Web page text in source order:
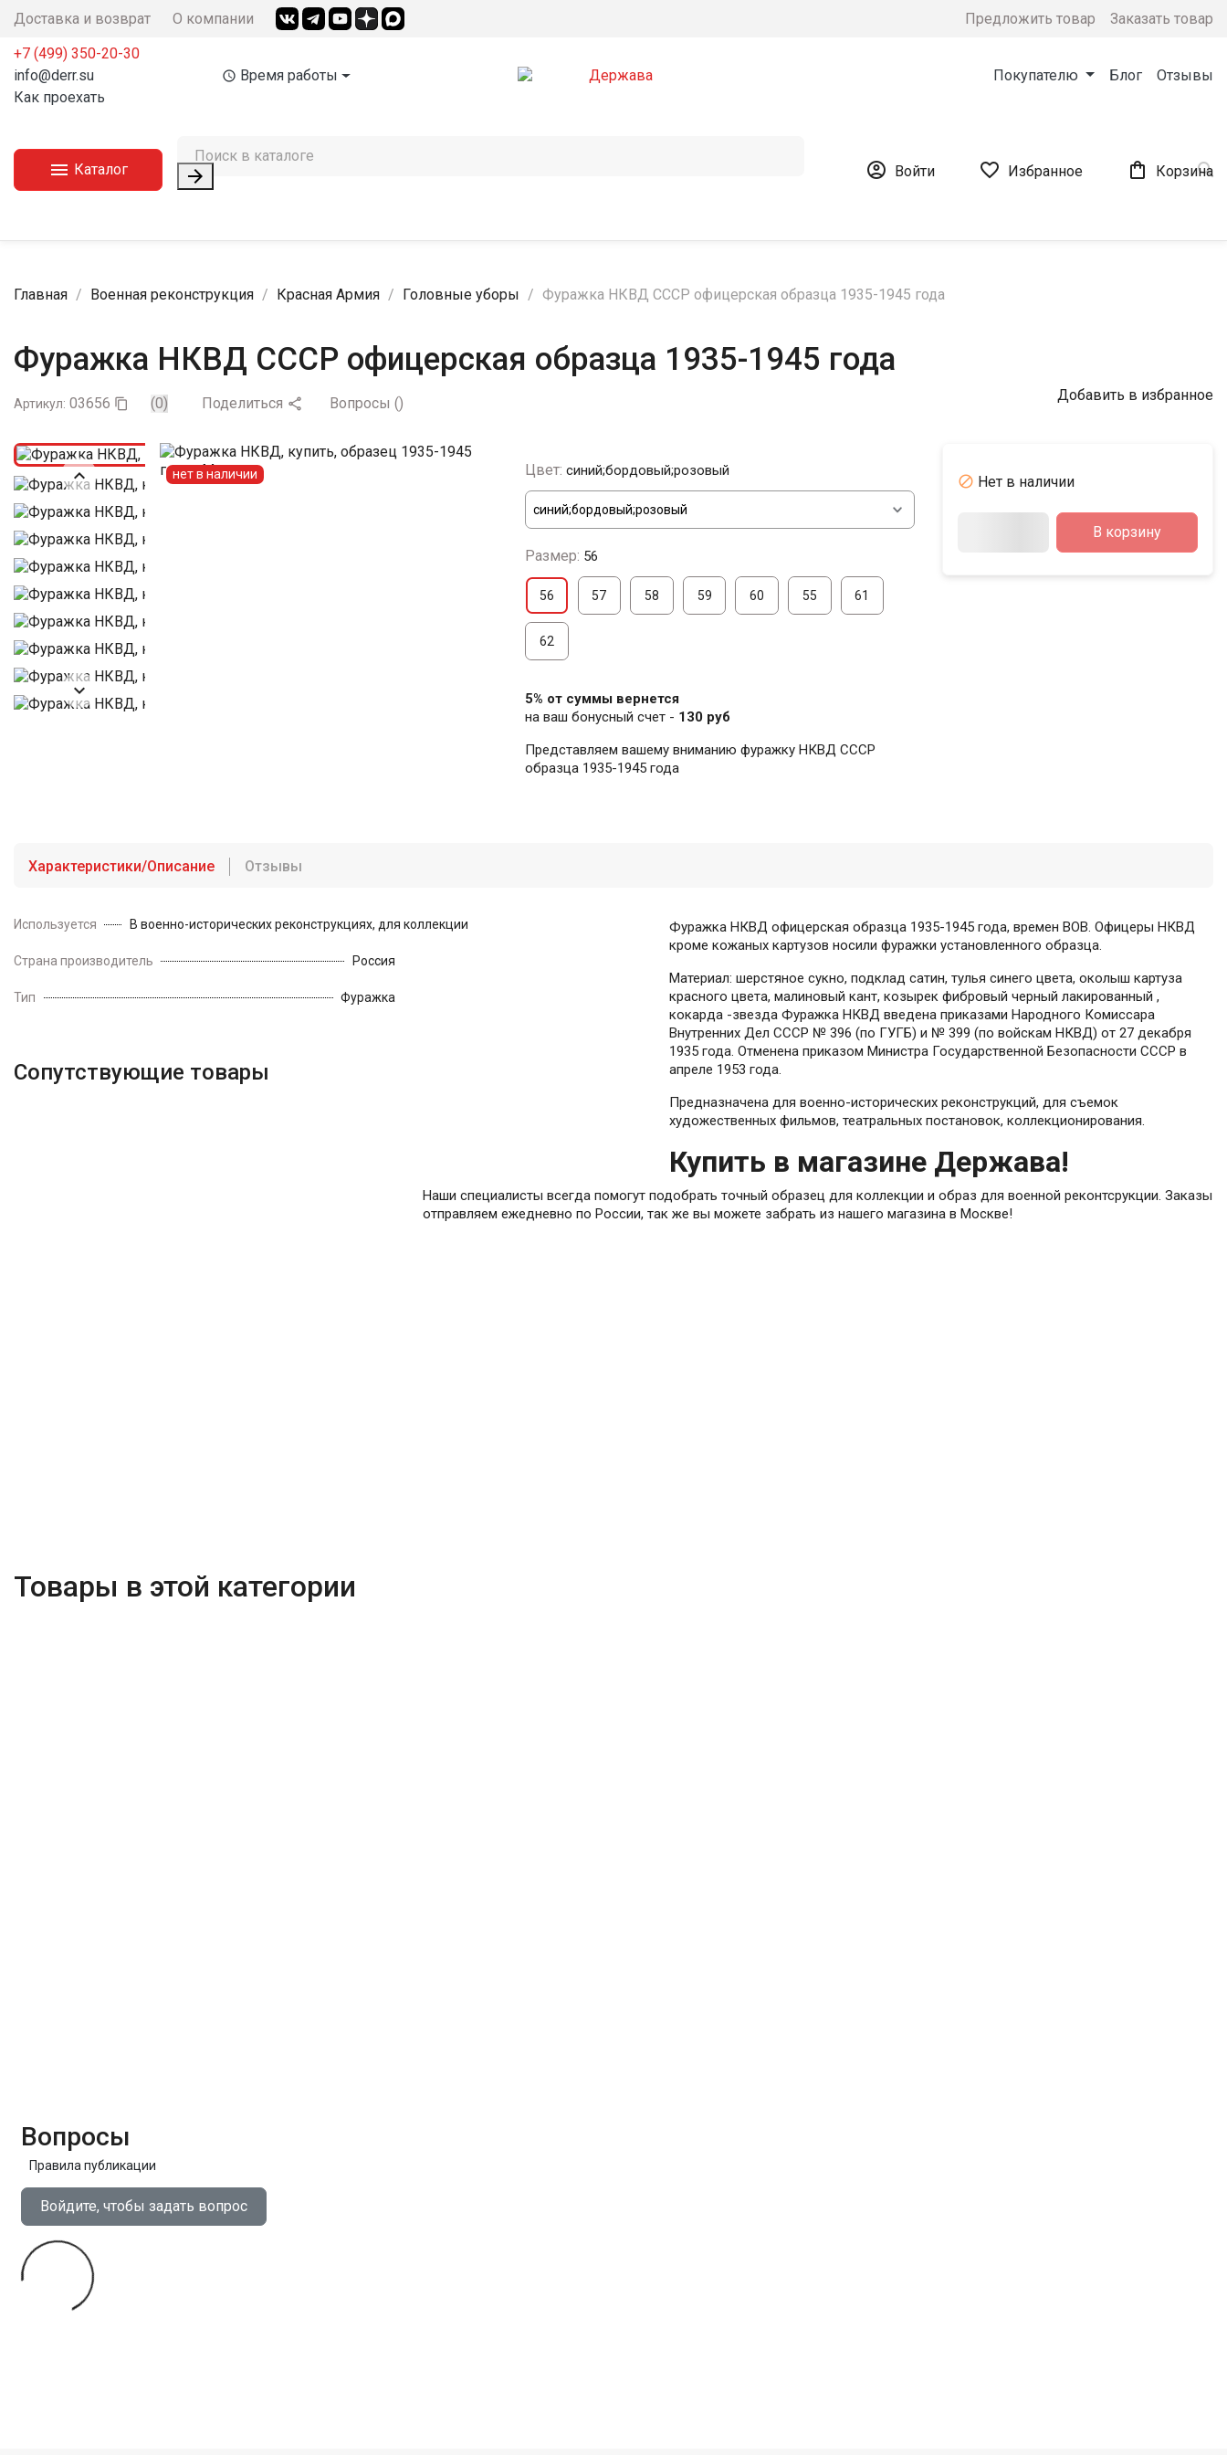
Доставка и возврат О компании Предложить товар Заказать товар
+7 (499) 350-20-30
info@derr.su
Как проехать
access_time Время работы Покупателю Блог Отзывы
 Каталог 
  Войти  Избранное  Корзина
Главная Военная реконструкция Красная Армия Головные уборы Фуражка НКВД СССР офицерская образца 1935-1945 года
Фуражка НКВД СССР офицерская образца 1935-1945 года
Артикул: 03656  (0) Поделиться  Вопросы () Добавить в избранное


нет в наличии Цвет: синий;бордовый;розовый
Размер: 56
56 57 58 59 60 55 61
62
5% от суммы вернется
на ваш бонусный счет - 130 руб
Представляем вашему вниманию фуражку НКВД СССР
образца 1935-1945 года
 Нет в наличии
В корзину
Характеристики/Описание Отзывы
Используется В военно-исторических реконструкциях, для коллекции
Страна производитель Россия
Тип Фуражка
Сопутствующие товары
Фуражка НКВД офицерская образца 1935-1945 года, времен ВОВ. Офицеры НКВД
кроме кожаных картузов носили фуражки установленного образца.
Материал: шерстяное сукно, подклад сатин, тулья синего цвета, околыш картуза
красного цвета, малиновый кант, козырек фибровый черный лакированный ,
кокарда -звезда Фуражка НКВД введена приказами Народного Комиссара
Внутренних Дел СССР № 396 (по ГУГБ) и № 399 (по войскам НКВД) от 27 декабря
1935 года. Отменена приказом Министра Государственной Безопасности СССР в
апреле 1953 года.
Предназначена для военно-исторических реконструкций, для съемок
художественных фильмов, театральных постановок, коллекционирования.
Купить в магазине Держава!
Наши специалисты всегда помогут подобрать точный образец для коллекции и образ для военной реконтсрукции. Заказы
отправляем ежедневно по России, так же вы можете забрать из нашего магазина в Москве!
Товары в этой категории
Вопросы
Правила публикации
Войдите, чтобы задать вопрос